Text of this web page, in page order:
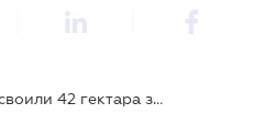
Чиновники незаконно присвоили 42 гектара земель в Конча-Заспе